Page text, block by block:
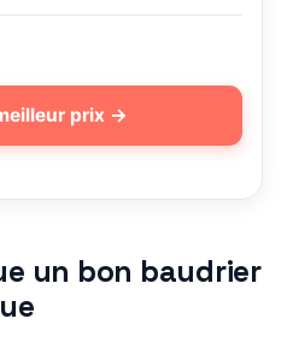
prix →
un bon baudrier